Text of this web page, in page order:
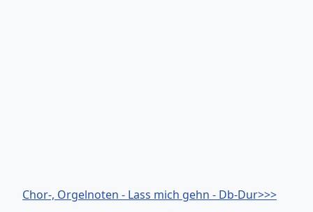
Chor-, Orgelnoten - Lass mich gehn - Db-Dur>>>